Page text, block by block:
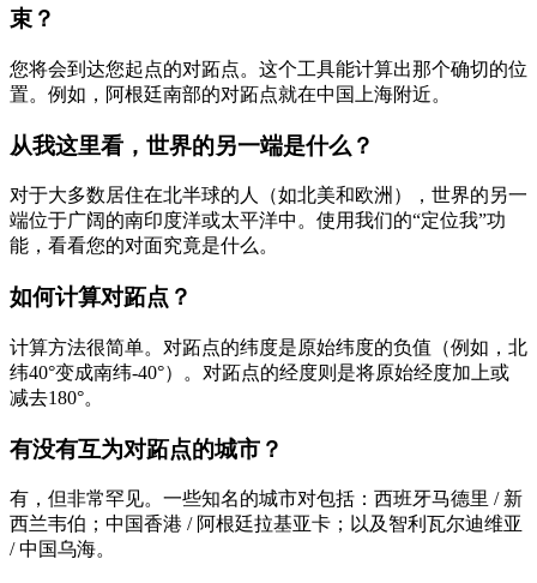
束？
您将会到达您起点的对跖点。这个工具能计算出那个确切的位
置。例如，阿根廷南部的对跖点就在中国上海附近。
从我这里看，世界的另一端是什么？
对于大多数居住在北半球的人（如北美和欧洲），世界的另一
端位于广阔的南印度洋或太平洋中。使用我们的“定位我”功
能，看看您的对面究竟是什么。
如何计算对跖点？
计算方法很简单。对跖点的纬度是原始纬度的负值（例如，北
纬40°变成南纬-40°）。对跖点的经度则是将原始经度加上或
减去180°。
有没有互为对跖点的城市？
有，但非常罕见。一些知名的城市对包括：西班牙马德里 / 新
西兰韦伯；中国香港 / 阿根廷拉基亚卡；以及智利瓦尔迪维亚
/ 中国乌海。